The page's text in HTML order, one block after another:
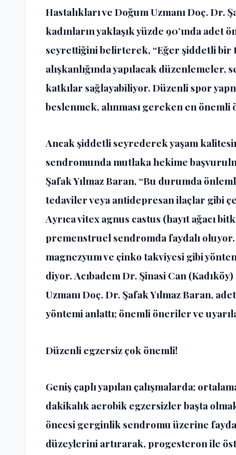
Hastalıkları ve Doğum UzmanıDoç. Dr.
kadınların yaklaşık yüzde 90’ında
seyrettiğini belirterek, “Eğer şiddetli bir
alışkanlığında yapılacak
katkılar sağlayabiliyor. Düzenli spor
beslenmek, alınması gereken en
Ancak şiddetli seyrederek yaşam
sendromunda mutlaka hekime
Şafak Yılmaz Baran, “Bu durumda
tedaviler veya antidepresan ilaçlar gibi
Ayrıca vitex agnus castus (hayıt ağacı
premenstruel sendromda faydalı
magnezyum ve çinko takviyesi gibi
diyor. Acıbadem Dr. Şinasi Can
UzmanıDoç. Dr. Şafak Yılmaz Baran,
yöntemi anlattı; önemli öneriler ve
Düzenli egzersiz çok önemli!
Geniş çaplı yapılan çalışmalarda;
dakikalık aerobik egzersizler başta
öncesi gerginlik sendromu üzerine
düzeylerini artırarak, progesteron ile